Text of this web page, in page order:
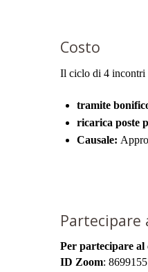
Costo
Il ciclo di 4 incontri
tramite
ricarica poste
Causale:
Partecipare
Per partecipare al
ID Zoom: